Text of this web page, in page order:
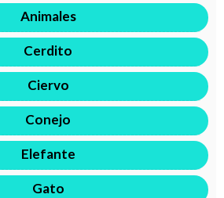
Animales
Cerdito
Ciervo
Conejo
Elefante
Gato